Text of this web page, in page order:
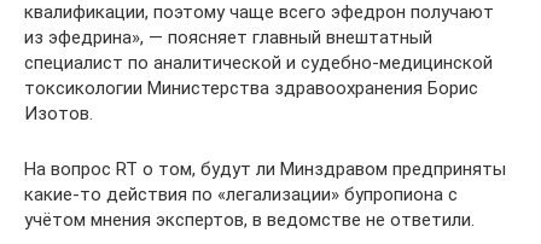
квалификации, поэтому чаще всего эфедрон получают
из эфедрина», — поясняет главный внештатный
специалист по аналитической и судебно-медицинской
токсикологии Министерства здравоохранения Борис
Изотов.
На вопрос RT о том, будут ли Минздравом предприняты
какие-то действия по «легализации» бупропиона с
учётом мнения экспертов, в ведомстве не ответили.